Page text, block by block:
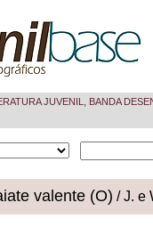
JUVENIL, BANDA
valente (O) / J. e